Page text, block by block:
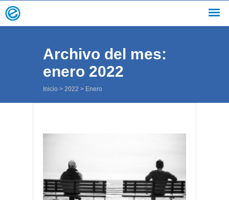
Archivo del mes:
enero 2022
Inicio > 2022 > Enero